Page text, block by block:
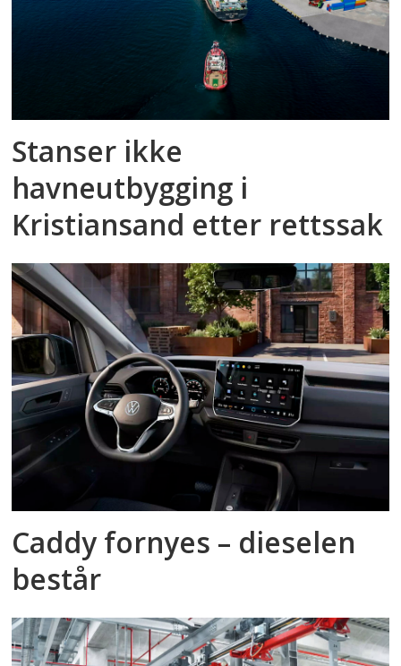
Stanser ikke
havneutbygging i
Kristiansand etter rettssak
Caddy fornyes – dieselen
består